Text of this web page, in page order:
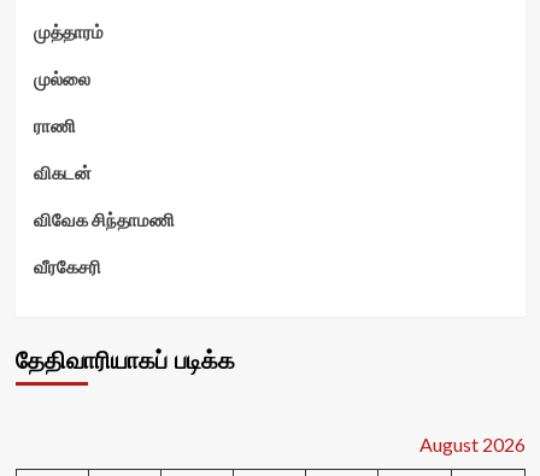
முத்தாரம்
முல்லை
ராணி
விகடன்
விவேக சிந்தாமணி
வீரகேசரி
தேதிவாரியாகப் படிக்க
August 2026